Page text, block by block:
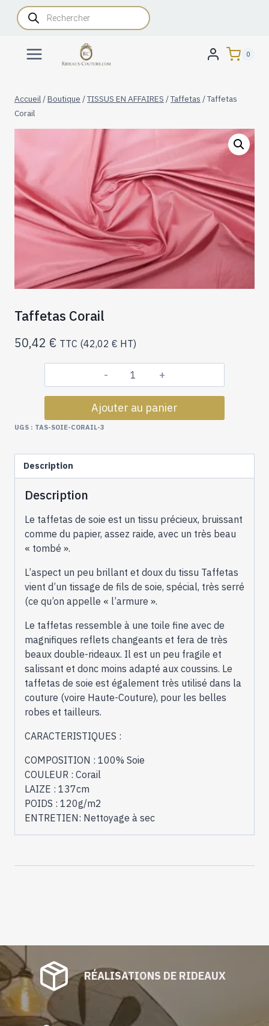
AllerRecherche
de
produits
0
Accueil /Boutique /TISSUS EN AFFAIRES /Taffetas /Taffetas
Corail
Taffetas Corail
50,42 € TTC (42,02 € HT)
quantité
de
Taffetas
Ajouter au panier
UGS : TAS-SOIE-CORAIL-3
Description
Description
Le taffetas de soie est un tissu précieux, bruissant
comme du papier, assez raide, avec un très beau
« tombé ».
L’aspect un peu brillant et doux du tissu Taffetas
vient d’un tissage de fils de soie, spécial, très serré
(ce qu’on appelle « l’armure ».
Le taffetas ressemble à une toile fine avec de
magnifiques reflets changeants et fera de très
beaux double-rideaux. Il est un peu fragile et
salissant et donc moins adapté aux coussins. Le
taffetas de soie est également très utilisé dans la
couture (voire Haute-Couture), pour les belles
robes et tailleurs.
CARACTERISTIQUES :
COMPOSITION : 100% Soie
COULEUR : Corail
LAIZE : 137cm
POIDS : 120g/m2
ENTRETIEN: Nettoyage à sec
RÉALISATIONS DE RIDEAUX